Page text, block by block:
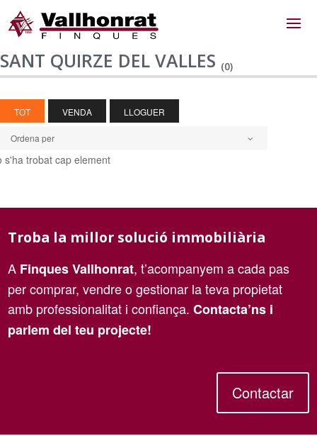
SANT QUIRZE DEL VALLES (0)
TOT VENDA LLOGUER
Ordena per
s'ha trobat cap element
Troba la millor solució immobiliària
A Finques Vallhonrat, t’acompanyem a cada pas
per comprar, vendre o gestionar la teva propietat
amb professionalitat i confiança.Contacta’ns i
parlem del teu projecte!
Contactar